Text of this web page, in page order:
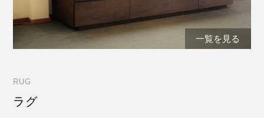
一覧を見る
RUG
ラグ